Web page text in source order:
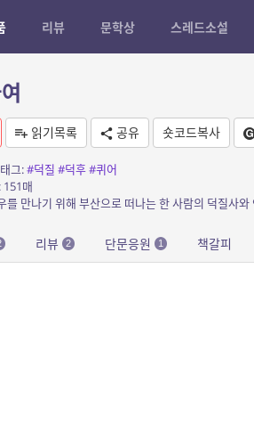
리뷰 문학상 스레드소설
읽기목록 공유 숏코드복사
그:#덕질 #덕후#퀴어
매
를 만나기 위해 부산으로 떠나는 한 사람의 덕질사와
리뷰 2 단문응원 1 책갈피